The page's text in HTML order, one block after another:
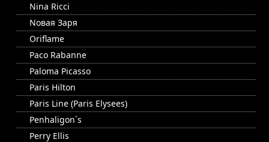
Nina Ricci
Nовая Заря
Oriflame
Paco Rabanne
Paloma Picasso
Paris Hilton
Paris Line (Paris Elysees)
Penhaligon`s
Perry Ellis